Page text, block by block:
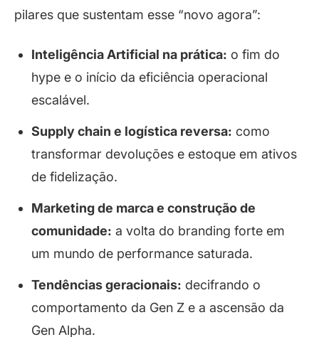
pilares que sustentam esse “novo agora”:
Inteligência Artificial na prática: o fim do
hype e o início da eficiência operacional
escalável.
Supply chain e logística reversa: como
transformar devoluções e estoque em ativos
de fidelização.
Marketing de marca e construção de
comunidade: a volta do branding forte em
um mundo de performance saturada.
Tendências geracionais: decifrando o
comportamento da Gen Z e a ascensão da
Gen Alpha.